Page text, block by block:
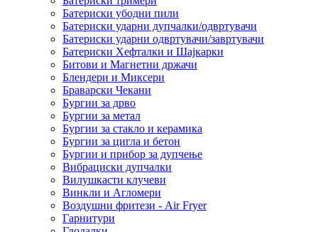
Батериски убодни пили
Батериски ударни дупчалки/одвртувачи
Батериски ударни одвртувачи/завртувачи
Батериски Хефталки и Шајкарки
Битови и Магнетни држачи
Блендери и Миксери
Браварски Чекани
Бургии за дрво
Бургии за метал
Бургии за стакло и керамика
Бургии за цигла и бетон
Бургии и прибор за дупчење
Вибрациски дупчалки
Вилушкасти клучеви
Винкли и Агломери
Воздушни фритези - Air Fryer
Гарнитури